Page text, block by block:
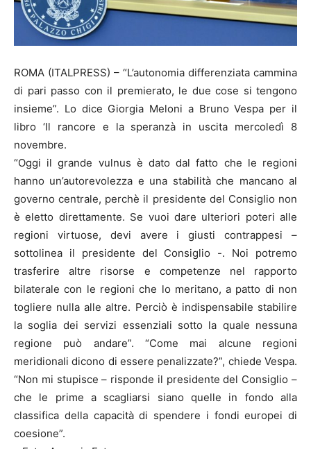
ROMA (ITALPRESS) – “L’autonomia differenziata cammina
di pari passo con il premierato, le due cose si tengono
insieme”. Lo dice Giorgia Meloni a Bruno Vespa per il
libro ‘Il rancore e la speranzà in uscita mercoledì 8
novembre.
“Oggi il grande vulnus è dato dal fatto che le regioni
hanno un’autorevolezza e una stabilità che mancano al
governo centrale, perchè il presidente del Consiglio non
è eletto direttamente. Se vuoi dare ulteriori poteri alle
regioni virtuose, devi avere i giusti contrappesi –
sottolinea il presidente del Consiglio -. Noi potremo
trasferire altre risorse e competenze nel rapporto
bilaterale con le regioni che lo meritano, a patto di non
togliere nulla alle altre. Perciò è indispensabile stabilire
la soglia dei servizi essenziali sotto la quale nessuna
regione può andare”. “Come mai alcune regioni
meridionali dicono di essere penalizzate?”, chiede Vespa.
“Non mi stupisce – risponde il presidente del Consiglio –
che le prime a scagliarsi siano quelle in fondo alla
classifica della capacità di spendere i fondi europei di
coesione”.